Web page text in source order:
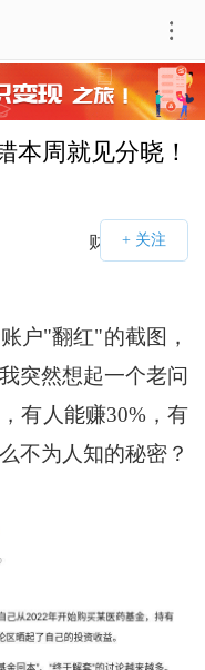
本周就见分晓！
财经号APP
"翻红"的截图，
突然想起一个老问
有人能赚30%，有
不为人知的秘密？